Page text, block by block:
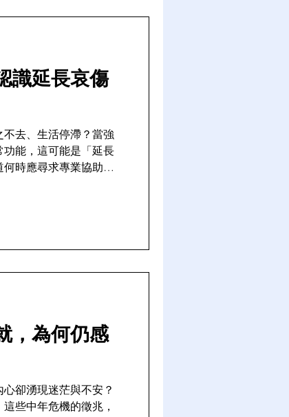
識延長哀傷
去、生活停滯？當強
能，這可能是「延長
時應尋求專業協助，
，為何仍感
卻湧現迷茫與不安？
些中年危機的徵兆，